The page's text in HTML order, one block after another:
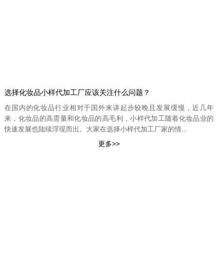
选择化妆品小样代加工厂应该关注什么问题？
在国内的化妆品行业相对于国外来讲起步较晚且发展缓慢，近几年
来，化妆品的高需量和化妆品的高毛利，小样代加工随着化妆品业的
快速发展也陆续浮现而出。大家在选择小样代加工厂家的情...